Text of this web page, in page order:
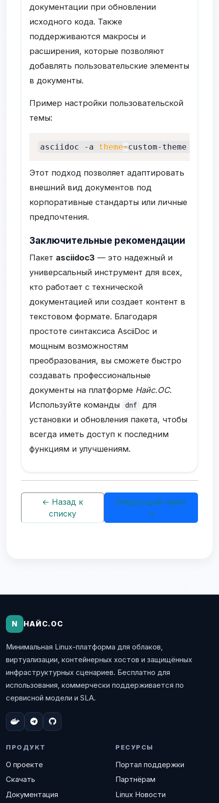
документации при обновлении
исходного кода. Также
поддерживаются макросы и
расширения, которые позволяют
добавлять пользовательские элементы
в документы.
Пример настройки пользовательской
темы:
asciidoc -a theme=custom-theme -o
Этот подход позволяет адаптировать
внешний вид документов под
корпоративные стандарты или личные
предпочтения.
Заключительные рекомендации
Пакет asciidoc3 — это надежный и
универсальный инструмент для всех,
кто работает с технической
документацией или создает контент в
текстовом формате. Благодаря
простоте синтаксиса AsciiDoc и
мощным возможностям
преобразования, вы сможете быстро
создавать профессиональные
документы на платформе Найс.ОС.
Используйте команды
dnf
для
установки и обновления пакета, чтобы
всегда иметь доступ к последним
функциям и улучшениям.
← Назад к
списку
Следующий пакет
→
N НАЙС.ОС
Минимальная Linux-платформа для облаков,
виртуализации, контейнерных хостов и защищённых
инфраструктурных сценариев. Бесплатно для
использования, коммерчески поддерживается по
сервисной модели и SLA.
ПРОДУКТ
О проекте
Скачать
Документация
РЕСУРСЫ
Портал поддержки
Партнёрам
Linux Новости